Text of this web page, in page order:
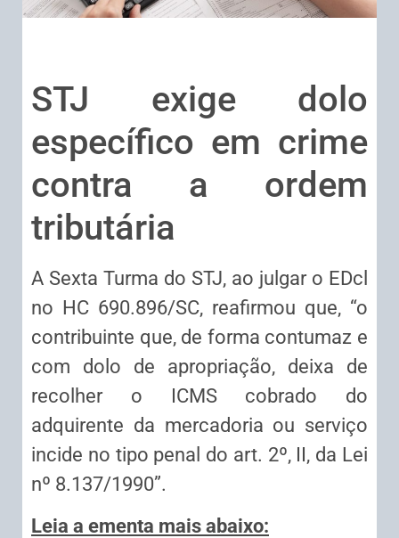
STJ exige dolo
específico em crime
contra a ordem
tributária
A Sexta Turma do STJ, ao julgar o EDcl
no HC 690.896/SC, reafirmou que, “o
contribuinte que, de forma contumaz e
com dolo de apropriação, deixa de
recolher o ICMS cobrado do
adquirente da mercadoria ou serviço
incide no tipo penal do art. 2º, II, da Lei
nº 8.137/1990”.
Leia a ementa mais abaixo: